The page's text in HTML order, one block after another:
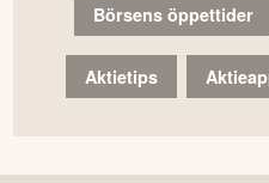
Börsens öppettider
Aktietips